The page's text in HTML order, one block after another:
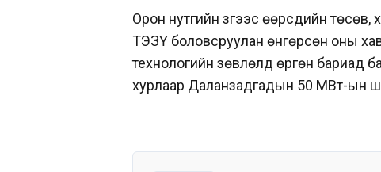
Орон нутгийн зүгээс өөрсдийн
ТЭЗҮ боловсруулан өнгөрсөн оны
технологийн зөвлөлд өргөн бариад
хурлаар Даланзадгадын 50 МВт-ын